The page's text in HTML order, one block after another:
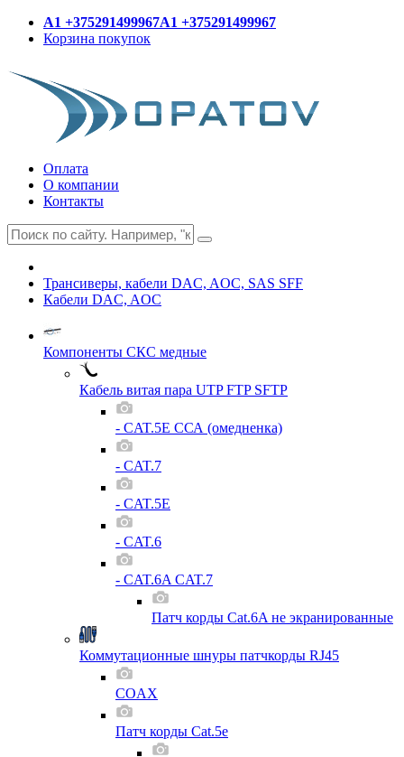
A1 +375291499967A1 +375291499967
Корзина покупок
Оплата
О компании
Контакты
Трансиверы, кабели DAC, AOC, SAS SFF
Кабели DAC, AOC
Компоненты СКС медные
Кабель витая пара UTP FTP SFTP
- CAT.5E ССА (омедненка)
- CAT.7
- CAT.5E
- CAT.6
- CAT.6A CAT.7
Патч корды Cat.6A не экранированные
Коммутационные шнуры патчкорды RJ45
COAX
Патч корды Cat.5e